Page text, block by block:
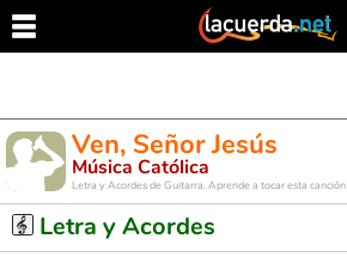
Ven, Señor Jesús
Música Católica
Letra y Acordes de Guitarra. Aprende a tocar esta canción
Letra y Acordes